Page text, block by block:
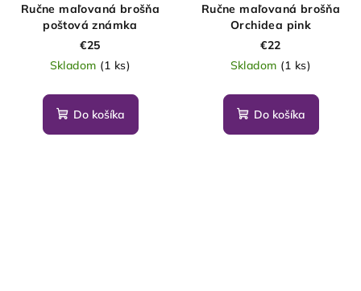
Ručne maľovaná brošňa
poštová známka
€25
Skladom (1 ks)
Do košíka
Ručne maľovaná brošňa
Orchidea pink
€22
Skladom (1 ks)
Do košíka